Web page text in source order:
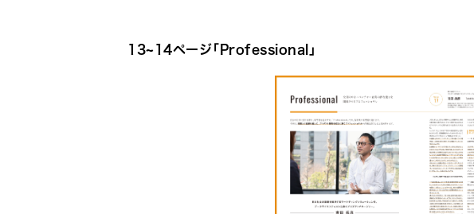
13~14ページ「Professional」